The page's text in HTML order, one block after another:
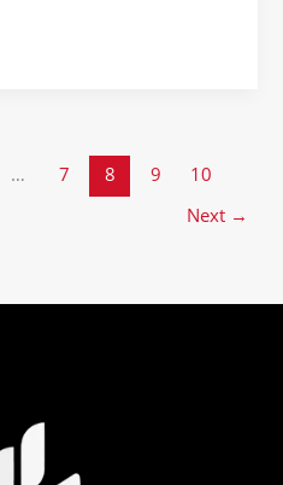
… 7 8 9
10
Next →